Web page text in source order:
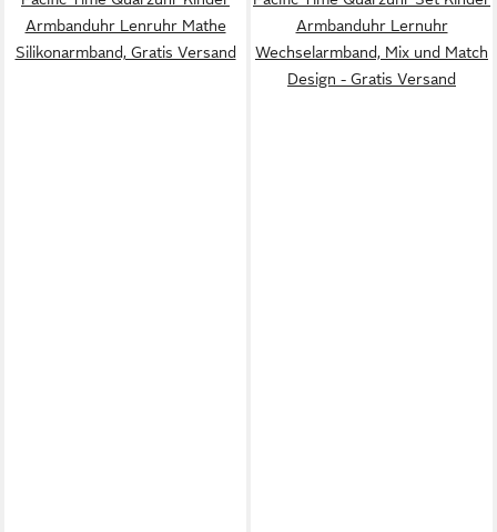
Armbanduhr Lenruhr Mathe
Silikonarmband, Gratis Versand
Armbanduhr Lernuhr
Wechselarmband, Mix und Match
Design - Gratis Versand